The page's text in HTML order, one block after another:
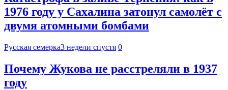
1976 году у Сахалина затонул самолёт с
двумя атомными бомбами
Русская семерка3 недели спустя 0
Почему Жукова не расстреляли в 1937
году